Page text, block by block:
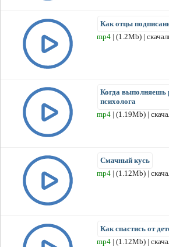
Как отцы
mp4 | (1.2Mb) |
Когда выполняешь
психолога
mp4 | (1.19Mb) |
Смачный кусь
mp4 | (1.12Mb) |
Как спастись от
mp4 | (1.12Mb) |